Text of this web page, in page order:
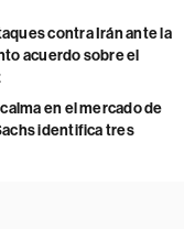
contra Irán ante la
acuerdo sobre el
en el mercado de
identifica tres